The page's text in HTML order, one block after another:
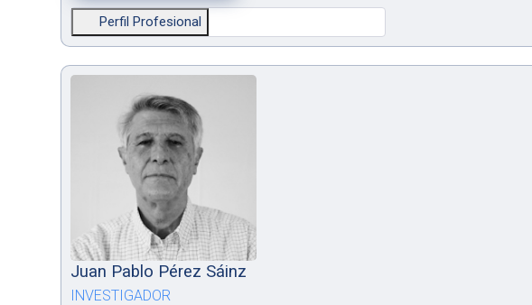
Perfil Profesional
Juan Pablo Pérez Sáinz
INVESTIGADOR